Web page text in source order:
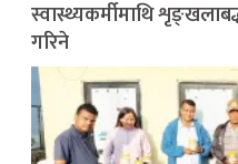
स्वास्थ्यकर्मीमाथि
गरिने